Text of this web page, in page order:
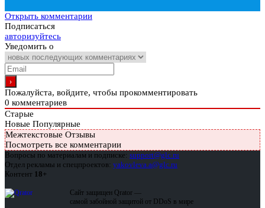
Открыть комментарии
Подписаться
авторизуйтесь
Уведомить о
Пожалуйста, войдите, чтобы прокомментировать
0 комментариев
Старые
Новые Популярные
Межтекстовые Отзывы
Посмотреть все комментарии
Вопросы по материалам и подписке: support@glc.ru
Отдел рекламы и спецпроектов: yakovleva.a@glc.ru
Контент 18+
Сайт защищен Qrator —
самой забойной защитой от DDoS в мире